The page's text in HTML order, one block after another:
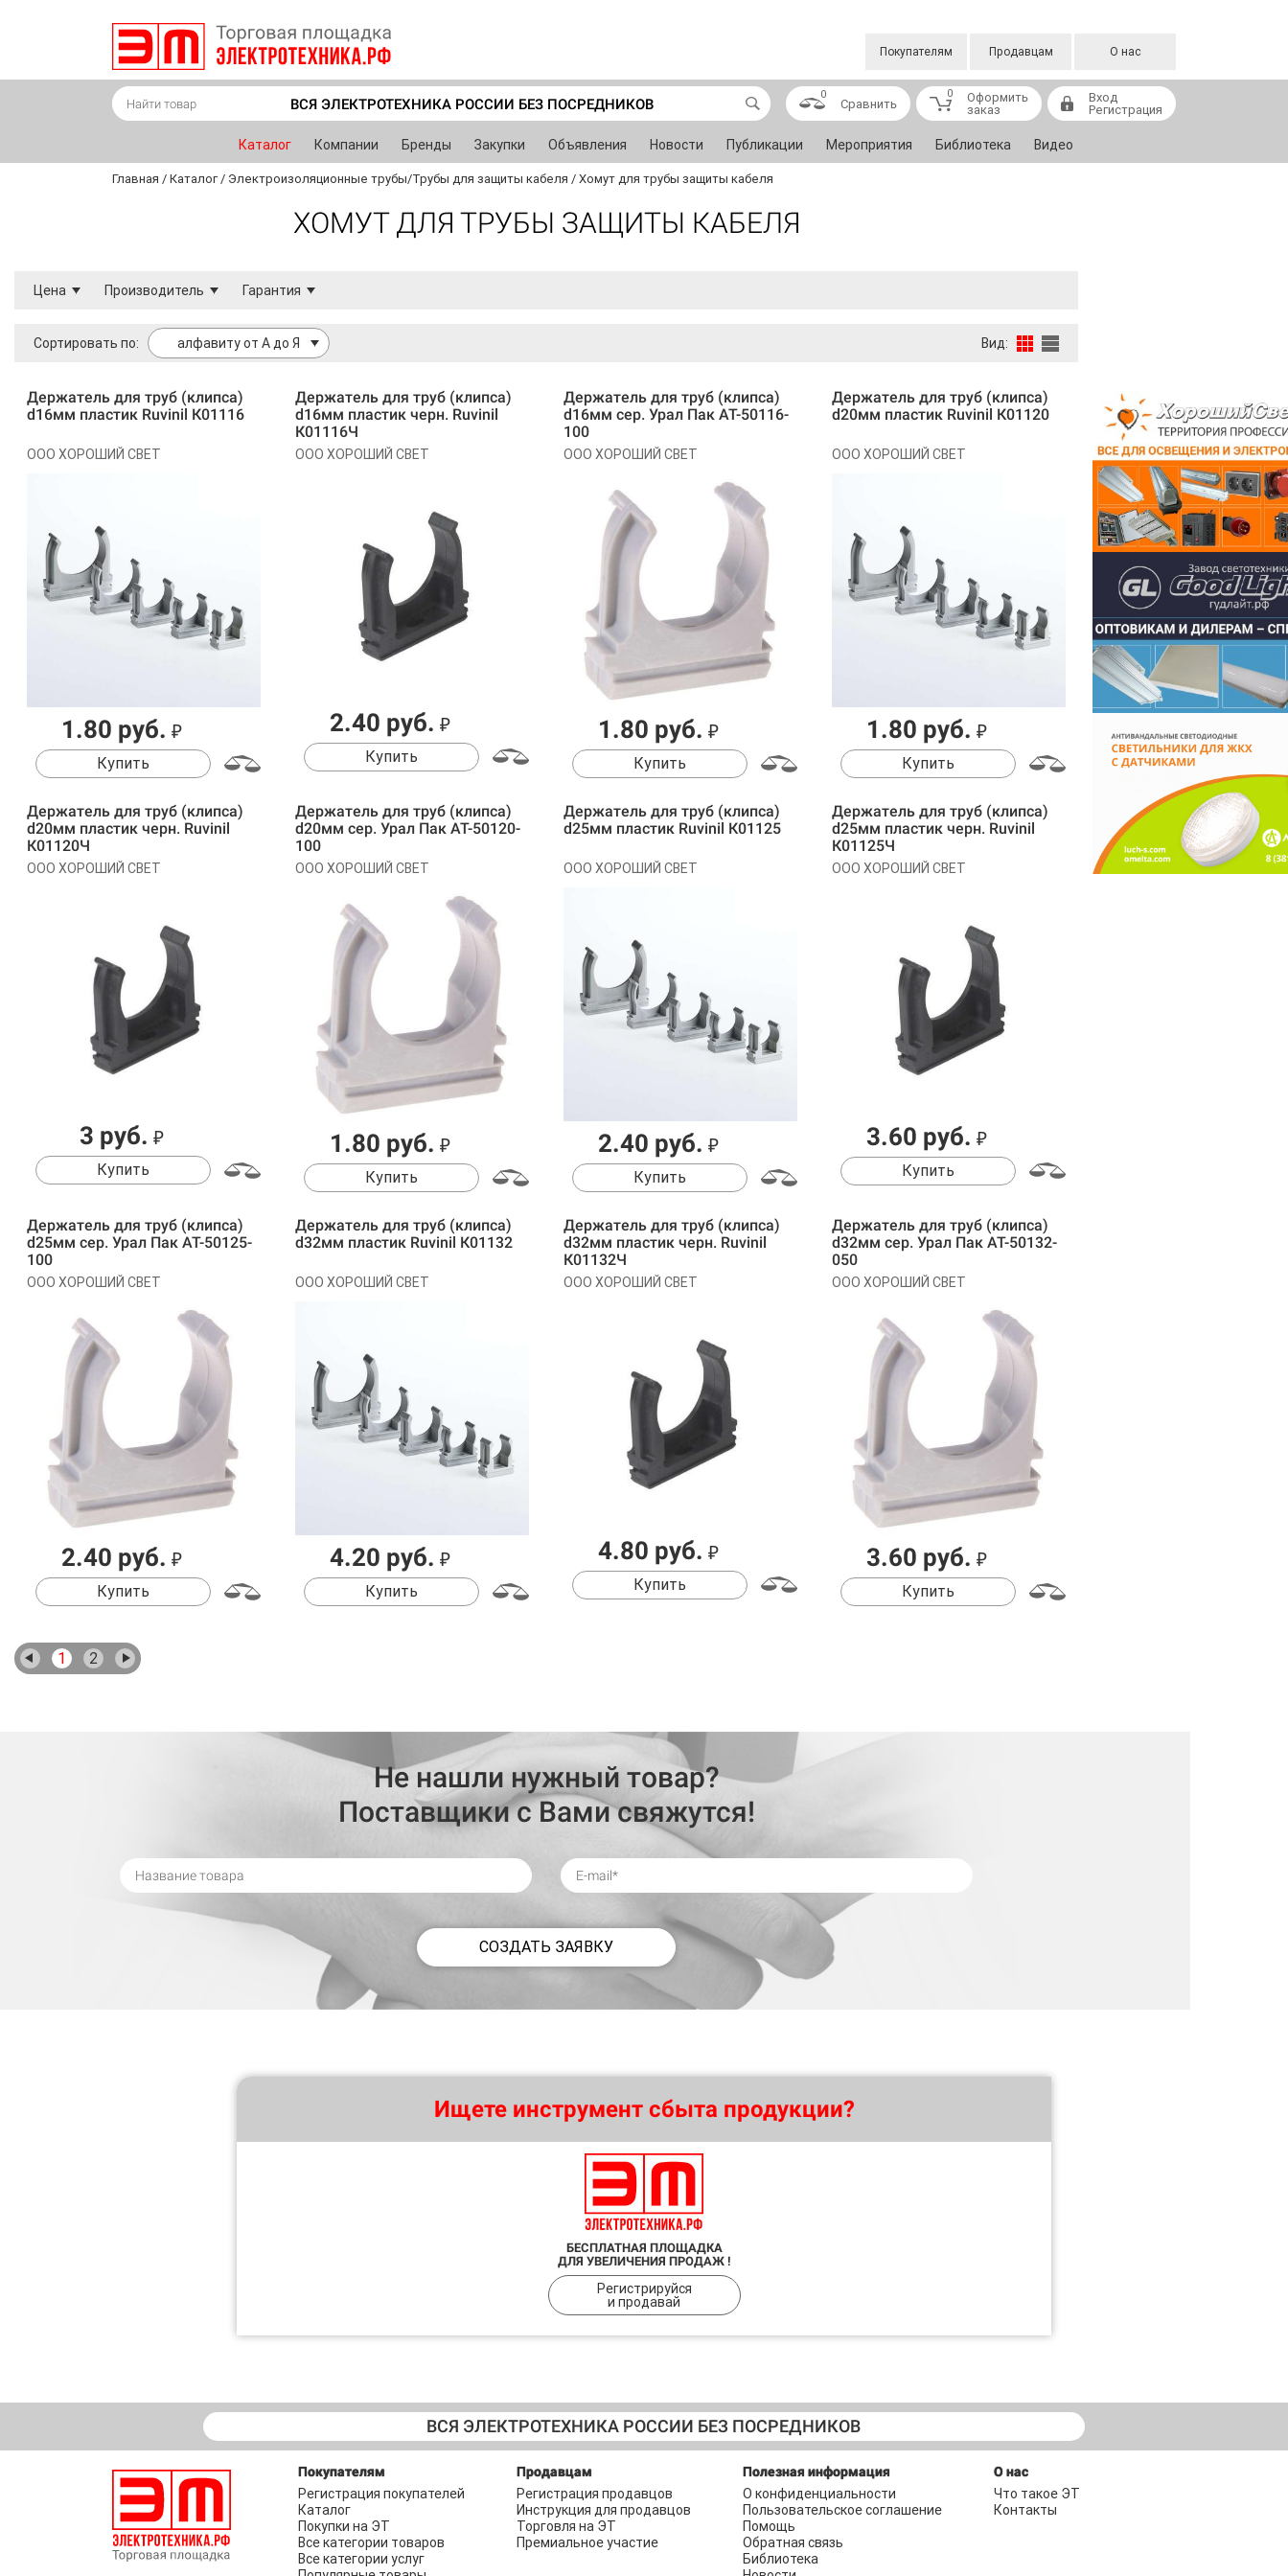
Покупателям Продавцам О нас
ВСЯ ЭЛЕКТРОТЕХНИКА РОССИИ БЕЗ ПОСРЕДНИКОВ
0
Сравнить
0
Оформить
заказ
Вход
Регистрация
Каталог Компании Бренды Закупки Объявления Новости Публикации Мероприятия Библиотека Видео
Главная / Каталог / Электроизоляционные трубы/Трубы для защиты кабеля / Хомут для трубы защиты кабеля
ХОМУТ ДЛЯ ТРУБЫ ЗАЩИТЫ КАБЕЛЯ
Цена Производитель Гарантия
Сортировать по: алфавиту от А до Я Вид:
Держатель для труб (клипса)
d16мм пластик Ruvinil К01116
ООО ХОРОШИЙ СВЕТ
1.80 руб. ₽
Купить
Держатель для труб (клипса)
d16мм пластик черн. Ruvinil
К01116Ч
ООО ХОРОШИЙ СВЕТ
2.40 руб. ₽
Купить
Держатель для труб (клипса)
d16мм сер. Урал Пак АТ-50116-
100
ООО ХОРОШИЙ СВЕТ
1.80 руб. ₽
Купить
Держатель для труб (клипса)
d20мм пластик Ruvinil К01120
ООО ХОРОШИЙ СВЕТ
1.80 руб. ₽
Купить
Держатель для труб (клипса)
d20мм пластик черн. Ruvinil
К01120Ч
ООО ХОРОШИЙ СВЕТ
3 руб. ₽
Купить
Держатель для труб (клипса)
d20мм сер. Урал Пак АТ-50120-
100
ООО ХОРОШИЙ СВЕТ
1.80 руб. ₽
Купить
Держатель для труб (клипса)
d25мм пластик Ruvinil К01125
ООО ХОРОШИЙ СВЕТ
2.40 руб. ₽
Купить
Держатель для труб (клипса)
d25мм пластик черн. Ruvinil
К01125Ч
ООО ХОРОШИЙ СВЕТ
3.60 руб. ₽
Купить
Держатель для труб (клипса)
d25мм сер. Урал Пак АТ-50125-
100
ООО ХОРОШИЙ СВЕТ
2.40 руб. ₽
Купить
Держатель для труб (клипса)
d32мм пластик Ruvinil К01132
ООО ХОРОШИЙ СВЕТ
4.20 руб. ₽
Купить
Держатель для труб (клипса)
d32мм пластик черн. Ruvinil
К01132Ч
ООО ХОРОШИЙ СВЕТ
4.80 руб. ₽
Купить
Держатель для труб (клипса)
d32мм сер. Урал Пак АТ-50132-
050
ООО ХОРОШИЙ СВЕТ
3.60 руб. ₽
Купить
1 2
Не нашли нужный товар?
Поставщики с Вами свяжутся!
СОЗДАТЬ ЗАЯВКУ
Ищете инструмент сбыта продукции?
БЕСПЛАТНАЯ ПЛОЩАДКА
ДЛЯ УВЕЛИЧЕНИЯ ПРОДАЖ !
Регистрируйся
и продавай
ВСЯ ЭЛЕКТРОТЕХНИКА РОССИИ БЕЗ ПОСРЕДНИКОВ
Покупателям
Регистрация покупателей
Каталог
Покупки на ЭТ
Все категории товаров
Все категории услуг
Продавцам
Регистрация продавцов
Инструкция для продавцов
Торговля на ЭТ
Премиальное участие
Полезная информация
О конфиденциальности
Пользовательское соглашение
Помощь
Обратная связь
Библиотека
О нас
Что такое ЭТ
Контакты